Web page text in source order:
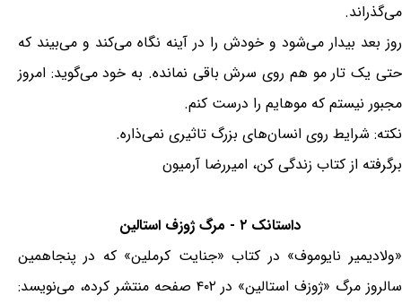
می‌گذراند.
روز بعد بیدار می‌شود و خودش را در آینه نگاه می‌کند و می‌بیند که
حتی یک تار مو هم روی سرش باقی نمانده. به خود می‌گوید: امروز
مجبور نیستم که موهایم را درست کنم.
نکته: شرایط روی انسان‌های بزرگ تاثیری نمی‌ذاره.
برگرفته از کتاب زندگی کن، امیررضا آرمیون
داستانک ۲ - مرگ ژوزف استالین
«ولادیمیر نایوموف» در کتاب «جنایت کرملین» که در پنجاهمین
سالروز مرگ «ژوزف استالین» در ۴۰۲ صفحه منتشر کرده، می‌نویسد: